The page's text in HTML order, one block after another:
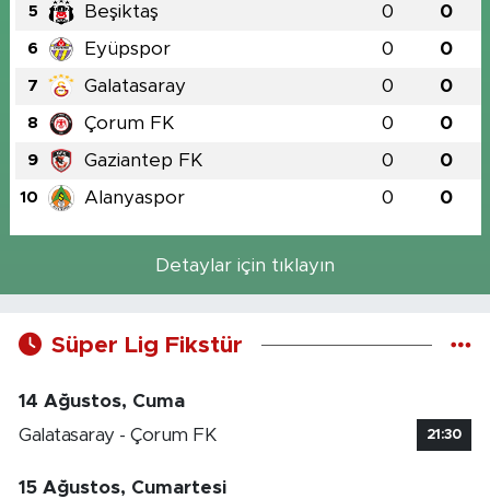
5 Beşiktaş 0 0
6 Eyüpspor 0 0
7 Galatasaray 0 0
8 Çorum FK 0 0
9 Gaziantep FK 0 0
10 Alanyaspor 0 0
Detaylar için tıklayın
Süper Lig Fikstür
14 Ağustos, Cuma
Galatasaray - Çorum FK
21:30
15 Ağustos, Cumartesi